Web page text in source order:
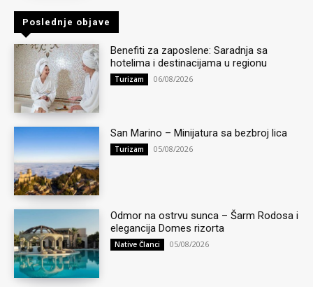
Poslednje objave
Benefiti za zaposlene: Saradnja sa
hotelima i destinacijama u regionu
Turizam 06/08/2026
San Marino – Minijatura sa bezbroj lica
Turizam 05/08/2026
Odmor na ostrvu sunca – Šarm Rodosa i
elegancija Domes rizorta
Native Članci 05/08/2026